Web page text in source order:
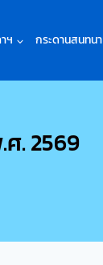
ฯ กระดานสนทนา
. 2569